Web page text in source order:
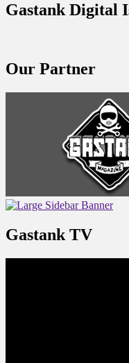
Gastank Digital
Our Partner
Gastank TV